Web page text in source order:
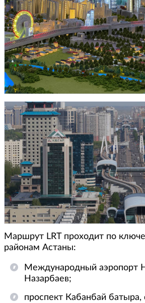
Маршрут LRT проходит по
районам Астаны:
Международный аэропорт
Назарбаев;
проспект Кабанбай батыра,